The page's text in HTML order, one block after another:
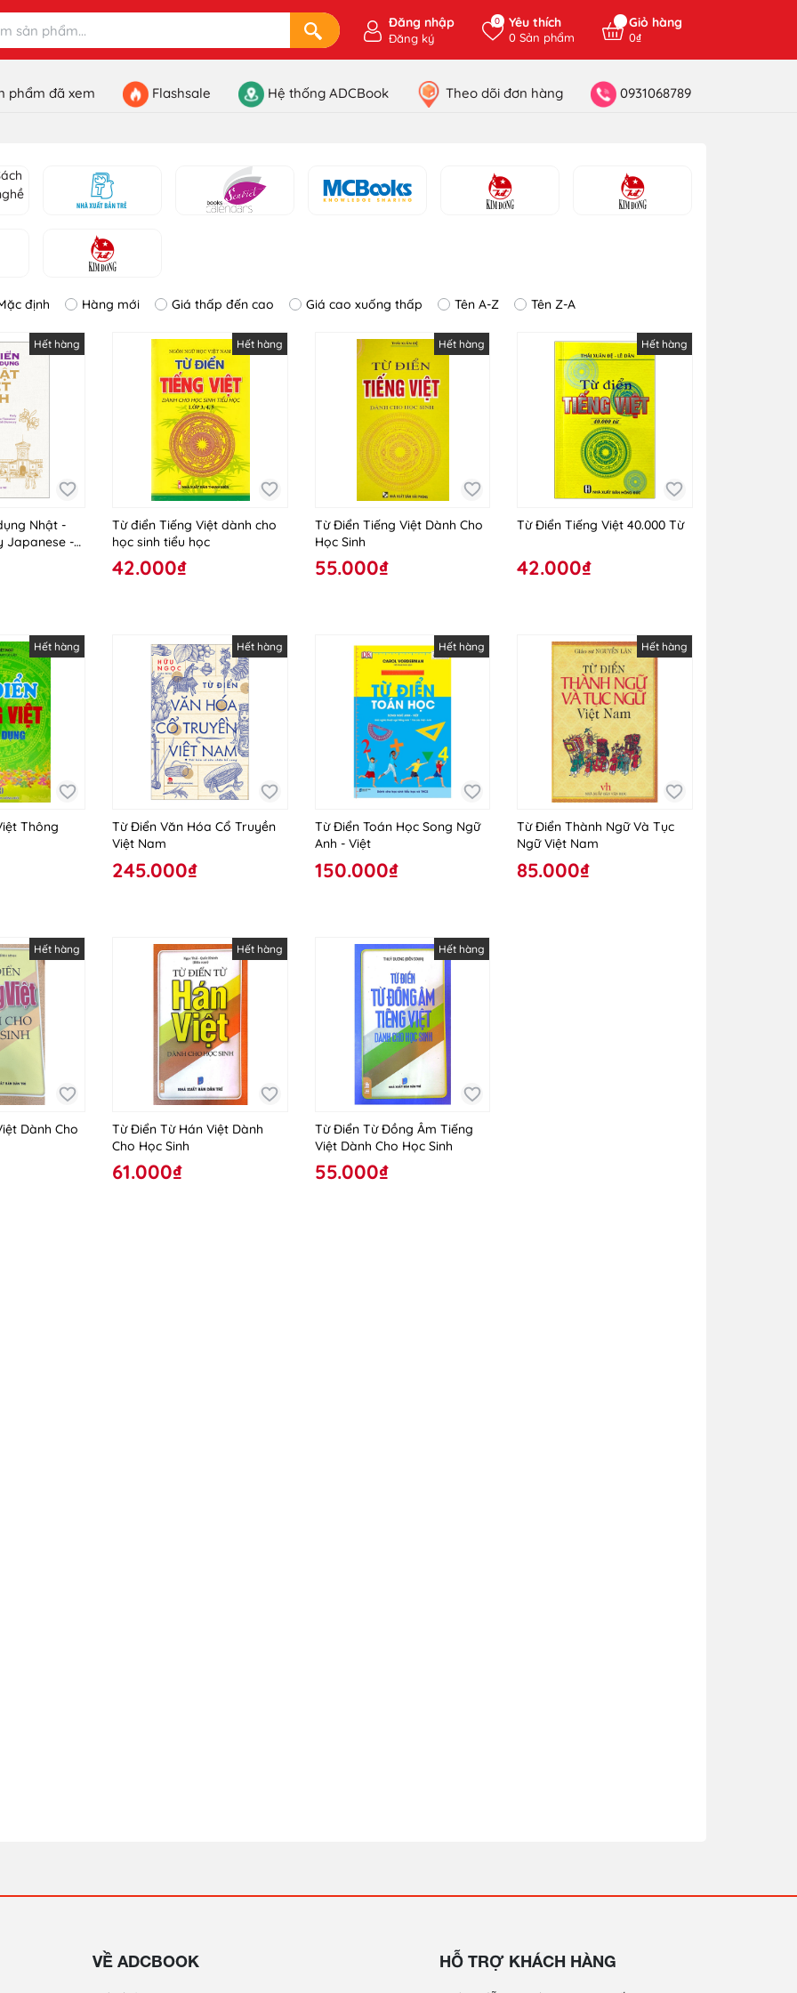
Đăng nhập
Đăng ký
0 Yêu thích
0Sản phẩm
Giỏ hàng
0₫
phẩm đã xem Flashsale Hệ thống ADCBook Theo dõi đơn hàng 0931068789
định Hàng mới Giá thấp đến cao Giá cao xuống thấp Tên A-Z Tên Z-A
Hết hàng
Nhật -
Japanese -
Hết hàng
Từ điển Tiếng Việt dành cho
học sinh tiểu học
42.000₫
Hết hàng
Từ Điển Tiếng Việt Dành Cho
Học Sinh
55.000₫
Hết hàng
Từ Điển Tiếng Việt 40.000 Từ
42.000₫
Hết hàng
Thông
Hết hàng
Từ Điển Văn Hóa Cổ Truyền
Việt Nam
245.000₫
Hết hàng
Từ Điển Toán Học Song Ngữ
Anh - Việt
150.000₫
Hết hàng
Từ Điển Thành Ngữ Và Tục
Ngữ Việt Nam
85.000₫
Hết hàng
Dành Cho
Hết hàng
Từ Điển Từ Hán Việt Dành
Cho Học Sinh
61.000₫
Hết hàng
Từ Điển Từ Đồng Âm Tiếng
Việt Dành Cho Học Sinh
55.000₫
VỀ ADCBOOK HỖ TRỢ KHÁCH HÀNG